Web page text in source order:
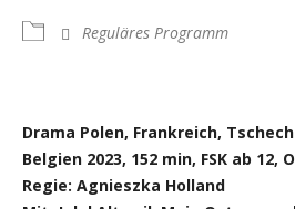
Reguläres Programm
Drama Polen, Frankreich,
Belgien 2023, 152 min, FSK ab 12,
Regie: Agnieszka Holland